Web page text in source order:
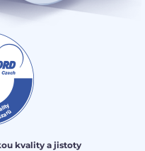
kvality a jistoty